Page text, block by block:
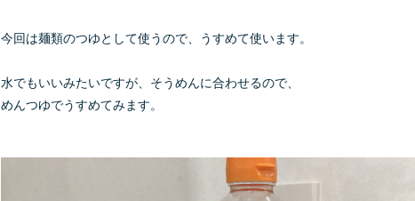
今回は麺類のつゆとして使うので、うすめて使います。
水でもいいみたいですが、そうめんに合わせるので、
めんつゆでうすめてみます。